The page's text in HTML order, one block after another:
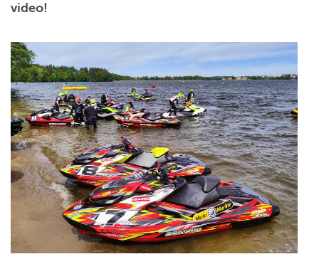
video!